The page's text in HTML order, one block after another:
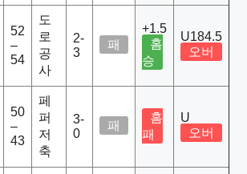
52
–
54
도
로
공
사
2-
3
패
+1.5
홈
승
U184.5
오버
50
–
43
페
퍼
저
축
3-
0
패
홈
패
U
오버